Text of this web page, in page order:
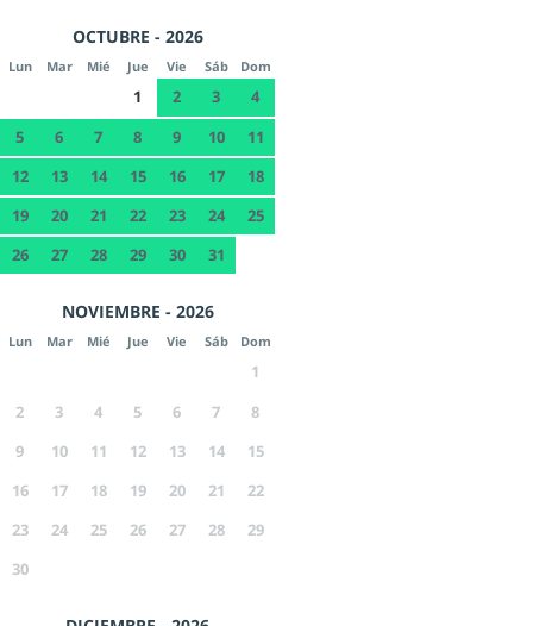
OCTUBRE - 2026
Lun Mar Mié Jue Vie Sáb Dom
1 2 3
4
5
6 7 8 9 10
11
12
13 14 15 16 17
18
19
20 21 22 23 24
25
26
27 28 29 30 31
NOVIEMBRE - 2026
Lun Mar Mié Jue Vie Sáb Dom
1
2
3 4 5 6 7
8
9
10 11 12 13 14
15
16
17 18 19 20 21
22
23
24 25 26 27 28
29
30